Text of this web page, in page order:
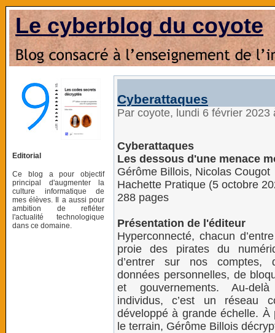
Le cyberblog du coyote
Editorial
Ce blog a pour objectif
principal d'augmenter la
culture informatique de
mes élèves. Il a aussi pour
ambition de refléter
l'actualité technologique
dans ce domaine.
Cyberattaques
Par coyote, lundi 6 février
Cyberattaques
Les dessous d'une menace
Gérôme Billois, Nicolas Cougot
Hachette Pratique (5 octobre
288 pages
Présentation de l'éditeur
Hyperconnecté, chacun
proie des pirates du
d’entrer sur nos comptes,
données personnelles, de
et gouvernements. Au-
individus, c’est un réseau
développé à grande échelle. À
le terrain, Gérôme Billois